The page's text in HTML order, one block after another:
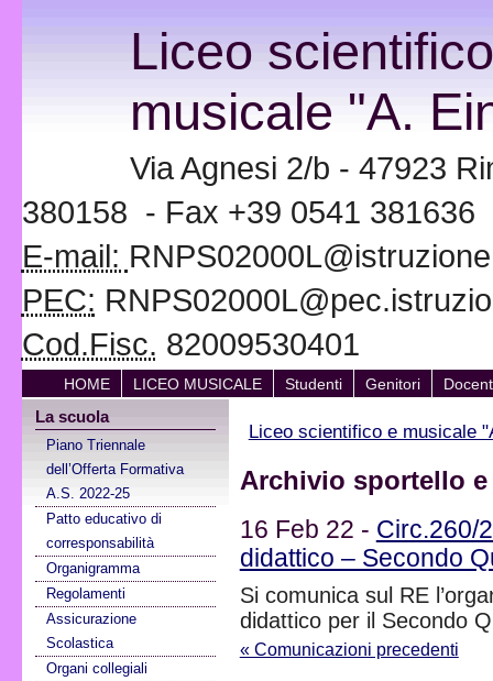
Liceo
musicale "A.
Via Agnesi 2/b - 47923
380158 - Fax +39 0541 381636
E-mail:
PEC:
Cod.Fisc. 82009530401
HOME LICEO MUSICALE Studenti Genitori
La scuola
Piano Triennale
dell’Offerta Formativa
A.S. 2022-25
Patto educativo di
corresponsabilità
Organigramma
Regolamenti
Assicurazione
Scolastica
Organi collegiali
Liceo scientifico e musicale
Archivio sportello e
16 Feb 22 - Circ.260/
didattico – Secondo
Si comunica sul RE
didattico per il Secondo
« Comunicazioni precedenti